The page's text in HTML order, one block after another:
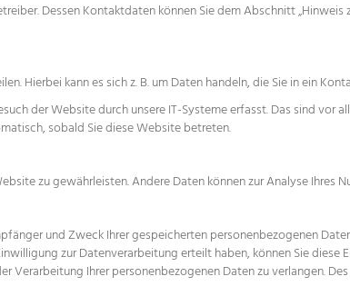
Dessen Kontaktdaten können Sie dem Abschnitt
Hierbei kann es sich z. B. um Daten handeln, die Sie in ein
der Website durch unsere IT-Systeme erfasst. Das sind vor
sobald Sie diese Website betreten.
zu gewährleisten. Andere Daten können zur Analyse Ihres
und Zweck Ihrer gespeicherten personenbezogenen
zur Datenverarbeitung erteilt haben, können Sie
Verarbeitung Ihrer personenbezogenen Daten zu verlangen.